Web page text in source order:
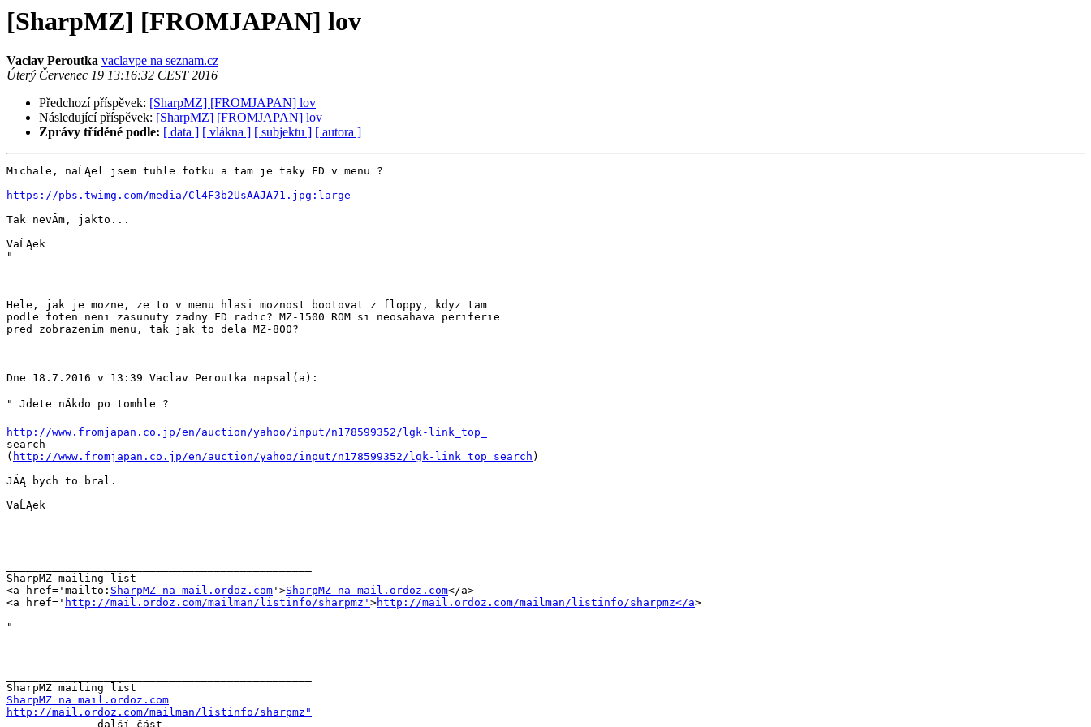
[SharpMZ] [FROMJAPAN] lov
Vaclav Peroutka vaclavpe na seznam.cz
Úterý Červenec 19 13:16:32 CEST 2016
Předchozí příspěvek: [SharpMZ] [FROMJAPAN] lov
Následující příspěvek: [SharpMZ] [FROMJAPAN] lov
Zprávy tříděné podle: [ data ] [ vlákna ] [ subjektu ] [ autora ]
Michale, naĹĄel jsem tuhle fotku a tam je taky FD v menu ?
https://pbs.twimg.com/media/Cl4F3b2UsAAJA71.jpg:large
Tak nevĂ­m, jakto...
VaĹĄek
"
Hele, jak je mozne, ze to v menu hlasi moznost bootovat z floppy, kdyz tam
podle foten neni zasunuty zadny FD radic? MZ-1500 ROM si neosahava periferie
pred zobrazenim menu, tak jak to dela MZ-800?
Dne 18.7.2016 v 13:39 Vaclav Peroutka napsal(a):
" Jdete nÄkdo po tomhle ?
http://www.fromjapan.co.jp/en/auction/yahoo/input/n178599352/lgk-link_top_
search
( http://www.fromjapan.co.jp/en/auction/yahoo/input/n178599352/lgk-link_top_search )
JĂĄ bych to bral.
VaĹĄek
SharpMZ mailing list
<a href='mailto: SharpMZ na mail.ordoz.com '>SharpMZ na mail.ordoz.com</a>
<a href=' http://mail.ordoz.com/mailman/listinfo/sharpmz' >http://mail.ordoz.com/mailman/listinfo/sharpmz</a>
"
SharpMZ na mail.ordoz.com
http://mail.ordoz.com/mailman/listinfo/sharpmz"
------------- další část ---------------